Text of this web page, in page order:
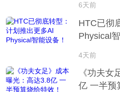
6天前
HTC已彻
Physical
4天前
《功夫女
亿 一半预